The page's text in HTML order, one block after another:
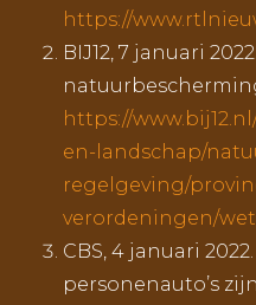
https://
BIJ12, 7 januari
https://
en-landschap/
regelgeving/
verordeningen/
CBS, 4 januari
personenauto’s